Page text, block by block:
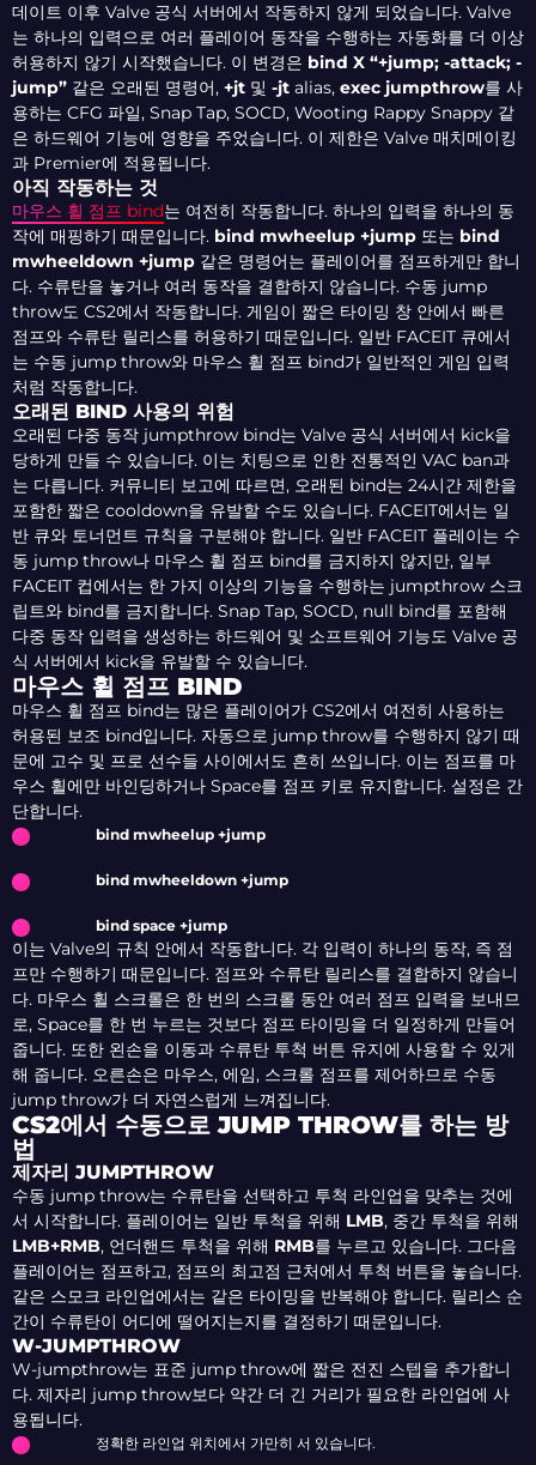
데이트 이후 Valve 공식 서버에서 작동하지 않게 되었습니다. Valve
는 하나의 입력으로 여러 플레이어 동작을 수행하는 자동화를 더 이상
허용하지 않기 시작했습니다. 이 변경은 bind X “+jump; -attack; -
jump” 같은 오래된 명령어, +jt 및 -jt alias, exec jumpthrow를 사
용하는 CFG 파일, Snap Tap, SOCD, Wooting Rappy Snappy 같
은 하드웨어 기능에 영향을 주었습니다. 이 제한은 Valve 매치메이킹
과 Premier에 적용됩니다.
아직 작동하는 것
마우스 휠 점프 bind는 여전히 작동합니다. 하나의 입력을 하나의 동
작에 매핑하기 때문입니다. bind mwheelup +jump 또는 bind
mwheeldown +jump 같은 명령어는 플레이어를 점프하게만 합니
다. 수류탄을 놓거나 여러 동작을 결합하지 않습니다. 수동 jump
throw도 CS2에서 작동합니다. 게임이 짧은 타이밍 창 안에서 빠른
점프와 수류탄 릴리스를 허용하기 때문입니다. 일반 FACEIT 큐에서
는 수동 jump throw와 마우스 휠 점프 bind가 일반적인 게임 입력
처럼 작동합니다.
오래된 BIND 사용의 위험
오래된 다중 동작 jumpthrow bind는 Valve 공식 서버에서 kick을
당하게 만들 수 있습니다. 이는 치팅으로 인한 전통적인 VAC ban과
는 다릅니다. 커뮤니티 보고에 따르면, 오래된 bind는 24시간 제한을
포함한 짧은 cooldown을 유발할 수도 있습니다. FACEIT에서는 일
반 큐와 토너먼트 규칙을 구분해야 합니다. 일반 FACEIT 플레이는 수
동 jump throw나 마우스 휠 점프 bind를 금지하지 않지만, 일부
FACEIT 컵에서는 한 가지 이상의 기능을 수행하는 jumpthrow 스크
립트와 bind를 금지합니다. Snap Tap, SOCD, null bind를 포함해
다중 동작 입력을 생성하는 하드웨어 및 소프트웨어 기능도 Valve 공
식 서버에서 kick을 유발할 수 있습니다.
마우스 휠 점프 BIND
마우스 휠 점프 bind는 많은 플레이어가 CS2에서 여전히 사용하는
허용된 보조 bind입니다. 자동으로 jump throw를 수행하지 않기 때
문에 고수 및 프로 선수들 사이에서도 흔히 쓰입니다. 이는 점프를 마
우스 휠에만 바인딩하거나 Space를 점프 키로 유지합니다. 설정은 간
단합니다.
bind mwheelup +jump
bind mwheeldown +jump
bind space +jump
이는 Valve의 규칙 안에서 작동합니다. 각 입력이 하나의 동작, 즉 점
프만 수행하기 때문입니다. 점프와 수류탄 릴리스를 결합하지 않습니
다. 마우스 휠 스크롤은 한 번의 스크롤 동안 여러 점프 입력을 보내므
로, Space를 한 번 누르는 것보다 점프 타이밍을 더 일정하게 만들어
줍니다. 또한 왼손을 이동과 수류탄 투척 버튼 유지에 사용할 수 있게
해 줍니다. 오른손은 마우스, 에임, 스크롤 점프를 제어하므로 수동
jump throw가 더 자연스럽게 느껴집니다.
CS2에서 수동으로 JUMP THROW를 하는 방
법
제자리 JUMPTHROW
수동 jump throw는 수류탄을 선택하고 투척 라인업을 맞추는 것에
서 시작합니다. 플레이어는 일반 투척을 위해 LMB, 중간 투척을 위해
LMB+RMB, 언더핸드 투척을 위해 RMB를 누르고 있습니다. 그다음
플레이어는 점프하고, 점프의 최고점 근처에서 투척 버튼을 놓습니다.
같은 스모크 라인업에서는 같은 타이밍을 반복해야 합니다. 릴리스 순
간이 수류탄이 어디에 떨어지는지를 결정하기 때문입니다.
W-JUMPTHROW
W-jumpthrow는 표준 jump throw에 짧은 전진 스텝을 추가합니
다. 제자리 jump throw보다 약간 더 긴 거리가 필요한 라인업에 사
용됩니다.
정확한 라인업 위치에서 가만히 서 있습니다.